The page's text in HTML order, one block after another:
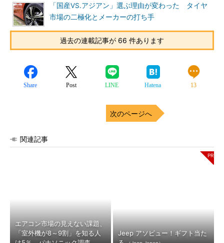
「国産VS.アジアン」選ぶ理由が変わった タイヤ
市場の二極化とメーカーの打ち手
過去の連載記事が 66 件あります
Share Post LINE Hatena 13
次のページへ
関連記事
エアコン市場の見えない課題、
「室外機が8～9割」を知る人
Jeep アソビュー！ギフト当た